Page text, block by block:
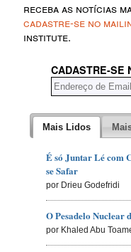
receba as notícias
cadastre-se no
institute.
CADASTRE-SE
Mais Lidos
É só Juntar Lé com
se Safar
por Drieu Godefridi
O Pesadelo Nuclear
por Khaled Abu